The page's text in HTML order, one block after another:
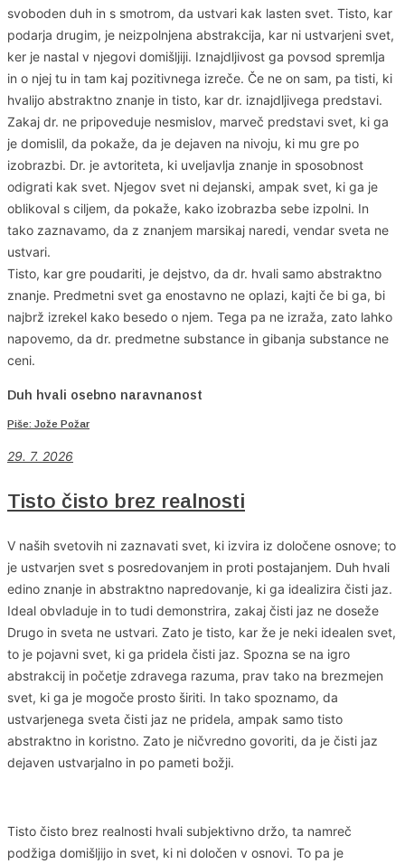
svoboden duh in s smotrom, da ustvari kak lasten svet. Tisto, kar
podarja drugim, je neizpolnjena abstrakcija, kar ni ustvarjeni svet,
ker je nastal v njegovi domišljiji. Iznajdljivost ga povsod spremlja
in o njej tu in tam kaj pozitivnega izreče. Če ne on sam, pa tisti, ki
hvalijo abstraktno znanje in tisto, kar dr. iznajdljivega predstavi.
Zakaj dr. ne pripoveduje nesmislov, marveč predstavi svet, ki ga
je domislil, da pokaže, da je dejaven na nivoju, ki mu gre po
izobrazbi. Dr. je avtoriteta, ki uveljavlja znanje in sposobnost
odigrati kak svet. Njegov svet ni dejanski, ampak svet, ki ga je
oblikoval s ciljem, da pokaže, kako izobrazba sebe izpolni. In
tako zaznavamo, da z znanjem marsikaj naredi, vendar sveta ne
ustvari.
Tisto, kar gre poudariti, je dejstvo, da dr. hvali samo abstraktno
znanje. Predmetni svet ga enostavno ne oplazi, kajti če bi ga, bi
najbrž izrekel kako besedo o njem. Tega pa ne izraža, zato lahko
napovemo, da dr. predmetne substance in gibanja substance ne
ceni.
Duh hvali osebno naravnanost
Piše: Jože Požar
29. 7. 2026
Tisto čisto brez realnosti
V naših svetovih ni zaznavati svet, ki izvira iz določene osnove; to
je ustvarjen svet s posredovanjem in proti postajanjem. Duh hvali
edino znanje in abstraktno napredovanje, ki ga idealizira čisti jaz.
Ideal obvladuje in to tudi demonstrira, zakaj čisti jaz ne doseže
Drugo in sveta ne ustvari. Zato je tisto, kar že je neki idealen svet,
to je pojavni svet, ki ga pridela čisti jaz. Spozna se na igro
abstrakcij in početje zdravega razuma, prav tako na brezmejen
svet, ki ga je mogoče prosto širiti. In tako spoznamo, da
ustvarjenega sveta čisti jaz ne pridela, ampak samo tisto
abstraktno in koristno. Zato je ničvredno govoriti, da je čisti jaz
dejaven ustvarjalno in po pameti božji.
Tisto čisto brez realnosti hvali subjektivno držo, ta namreč
podžiga domišljijo in svet, ki ni določen v osnovi. To pa je